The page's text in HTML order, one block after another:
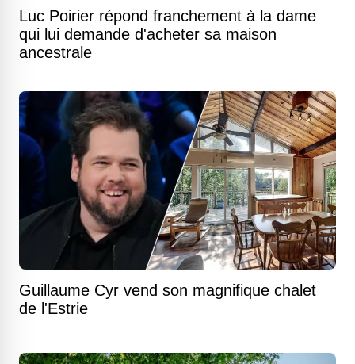
Luc Poirier répond franchement à la dame
qui lui demande d'acheter sa maison
ancestrale
Guillaume Cyr vend son magnifique chalet
de l'Estrie